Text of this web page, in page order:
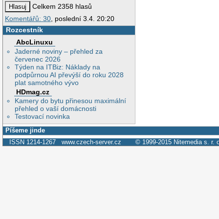
Celkem 2358 hlasů
Komentářů: 30, poslední 3.4. 20:20
Rozcestník
AbcLinuxu
Jaderné noviny – přehled za
červenec 2026
Týden na ITBiz: Náklady na
podpůrnou AI převýší do roku 2028
plat samotného vývo
HDmag.cz
Kamery do bytu přinesou maximální
přehled o vaší domácnosti
Testovací novinka
Píšeme jinde
ISSN 1214-1267 www.czech-server.cz © 1999-2015 Nitemedia s. r.